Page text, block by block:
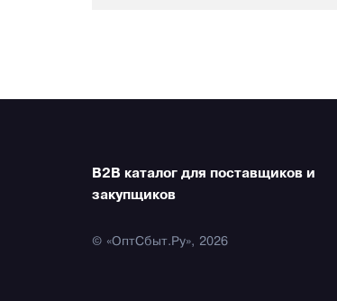
B2B каталог для поставщиков и
закупщиков
© «ОптСбыт.Ру», 2026